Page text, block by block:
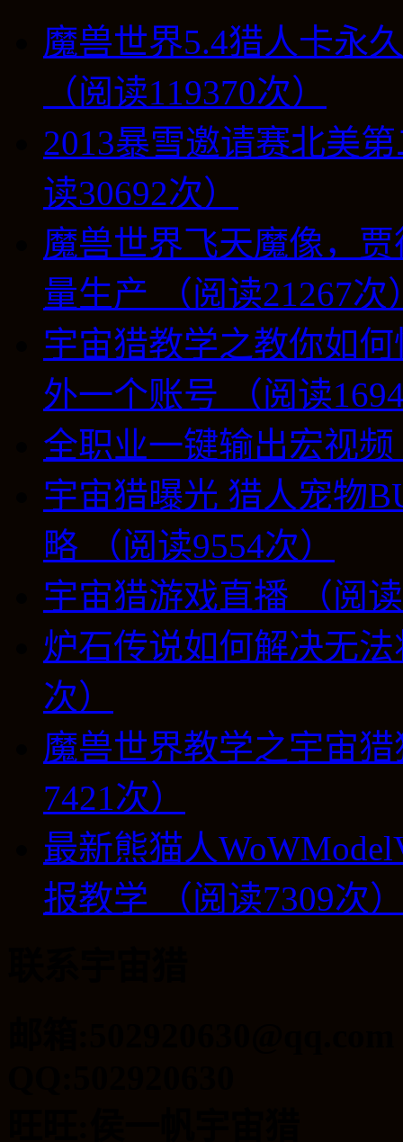
魔兽世界5.4猎人卡永
（阅读119370次）
2013暴雪邀请赛北美
读30692次）
魔兽世界飞天魔像，
量生产 （阅读21267次
宇宙猎教学之教你如
外一个账号 （阅读
全职业一键输出宏视
宇宙猎曝光 猎人宠物
略 （阅读9554次）
宇宙猎游戏直播 （阅
炉石传说如何解决无
次）
魔兽世界教学之宇宙
7421次）
最新熊猫人
报教学 （阅读7309次